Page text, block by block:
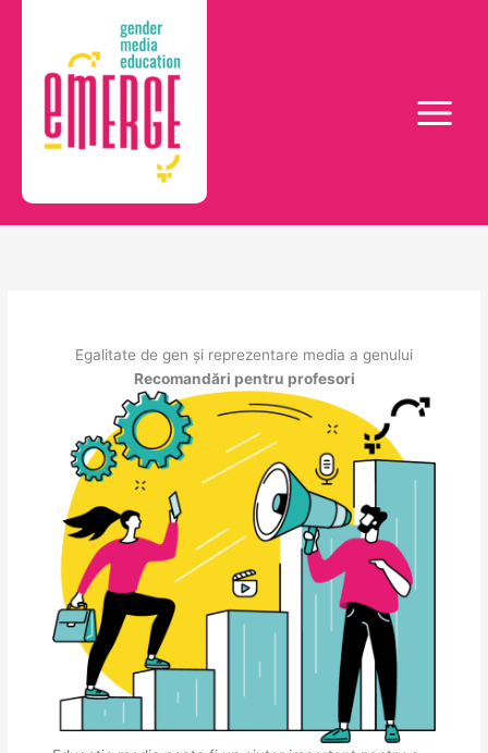
Egalitate de gen și reprezentare media a genului
Recomandări pentru profesori